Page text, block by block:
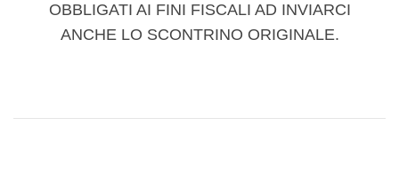
OBBLIGATI AI FINI FISCALI AD INVIARCI
ANCHE LO SCONTRINO ORIGINALE.